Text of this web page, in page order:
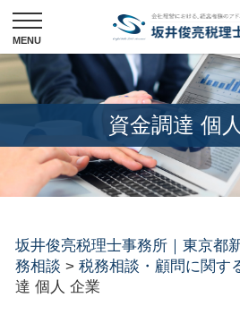
資金調達 個
坂井俊亮税理士事務所｜東京都
務相談 > 税務相談・顧問に関す
達 個人 企業